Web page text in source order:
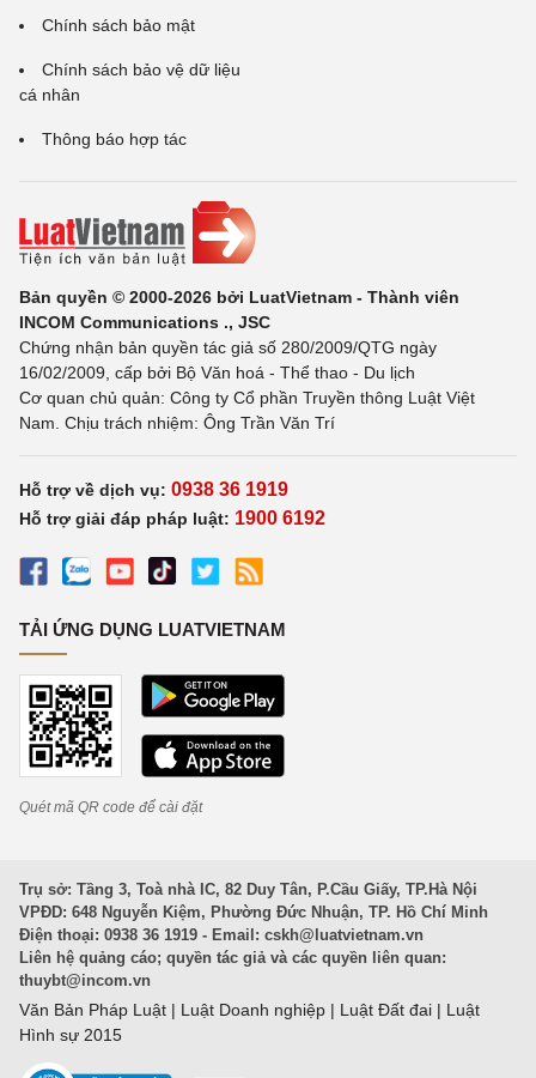
Chính sách bảo mật
Chính sách bảo vệ dữ liệu
cá nhân
Thông báo hợp tác
Bản quyền © 2000-2026 bởi LuatVietnam - Thành viên
INCOM Communications ., JSC
Chứng nhận bản quyền tác giả số 280/2009/QTG ngày
16/02/2009, cấp bởi Bộ Văn hoá - Thể thao - Du lịch
Cơ quan chủ quản: Công ty Cổ phần Truyền thông Luật Việt
Nam. Chịu trách nhiệm: Ông Trần Văn Trí
Hỗ trợ về dịch vụ: 0938 36 1919
Hỗ trợ giải đáp pháp luật: 1900 6192
TẢI ỨNG DỤNG LUATVIETNAM
Quét mã QR code để cài đặt
Trụ sở: Tầng 3, Toà nhà IC, 82 Duy Tân, P.Cầu Giấy, TP.Hà Nội
VPĐD: 648 Nguyễn Kiệm, Phường Đức Nhuận, TP. Hồ Chí Minh
Điện thoại: 0938 36 1919 - Email: cskh@luatvietnam.vn
Liên hệ quảng cáo; quyền tác giả và các quyền liên quan:
thuybt@incom.vn
Văn Bản Pháp Luật | Luật Doanh nghiệp | Luật Đất đai | Luật
Hình sự 2015